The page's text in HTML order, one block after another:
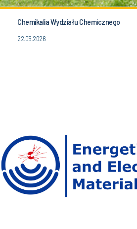
Chemikalia Wydziału Chemicznego
22.05.2026